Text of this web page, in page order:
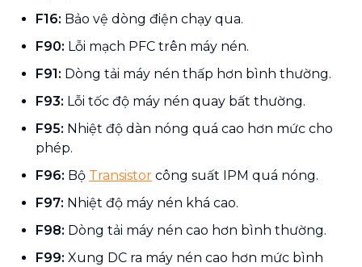
F16: Bảo vệ dòng điện chạy qua.
F90: Lỗi mạch PFC trên máy nén.
F91: Dòng tải máy nén thấp hơn bình thường.
F93: Lỗi tốc độ máy nén quay bất thường.
F95: Nhiệt độ dàn nóng quá cao hơn mức cho
phép.
F96: Bộ Transistor công suất IPM quá nóng.
F97: Nhiệt độ máy nén khá cao.
F98: Dòng tải máy nén cao hơn bình thường.
F99: Xung DC ra máy nén cao hơn mức bình